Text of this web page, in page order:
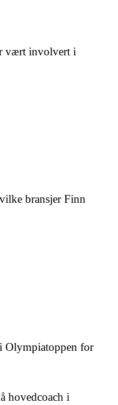
vært involvert i
bransjer Finn
Olympiatoppen for
hovedcoach i